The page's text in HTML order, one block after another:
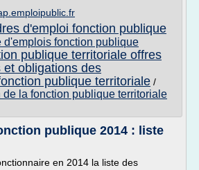
d'emploi fonction publique
d'emplois fonction publique
publique territoriale offres
et obligations des
publique territoriale /
de la fonction publique territoriale
publique 2014 : liste
en 2014 la liste des